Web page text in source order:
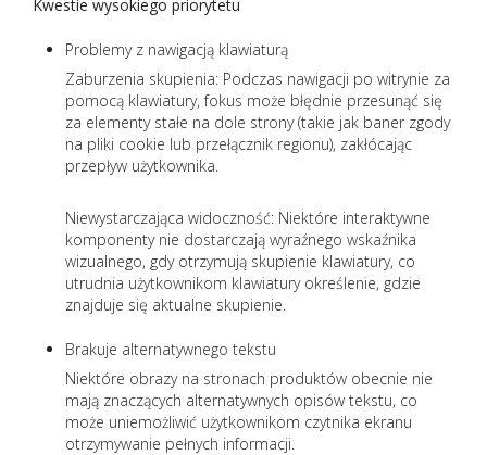
Kwestie wysokiego priorytetu
Problemy z nawigacją klawiaturą
Zaburzenia skupienia: Podczas nawigacji po witrynie za
pomocą klawiatury, fokus może błędnie przesunąć się
za elementy stałe na dole strony (takie jak baner zgody
na pliki cookie lub przełącznik regionu), zakłócając
przepływ użytkownika.
Niewystarczająca widoczność: Niektóre interaktywne
komponenty nie dostarczają wyraźnego wskaźnika
wizualnego, gdy otrzymują skupienie klawiatury, co
utrudnia użytkownikom klawiatury określenie, gdzie
znajduje się aktualne skupienie.
Brakuje alternatywnego tekstu
Niektóre obrazy na stronach produktów obecnie nie
mają znaczących alternatywnych opisów tekstu, co
może uniemożliwić użytkownikom czytnika ekranu
otrzymywanie pełnych informacji.